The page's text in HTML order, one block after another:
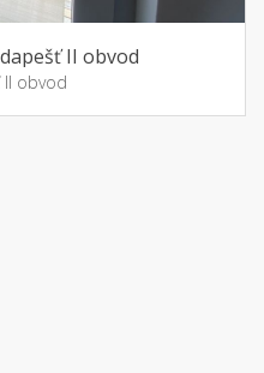
II obvod
obvod